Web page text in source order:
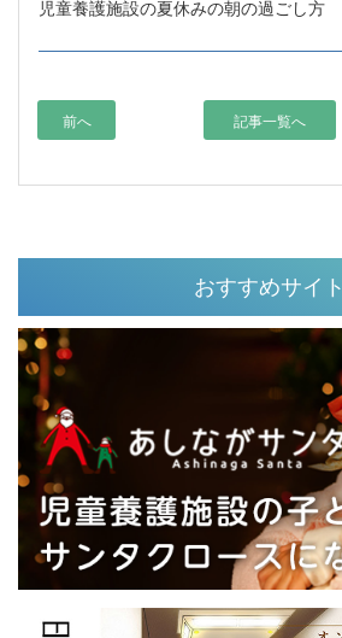
児童養護施設の夏休みの朝の過ごし方
前へ 記事一覧へ
おすすめサイト